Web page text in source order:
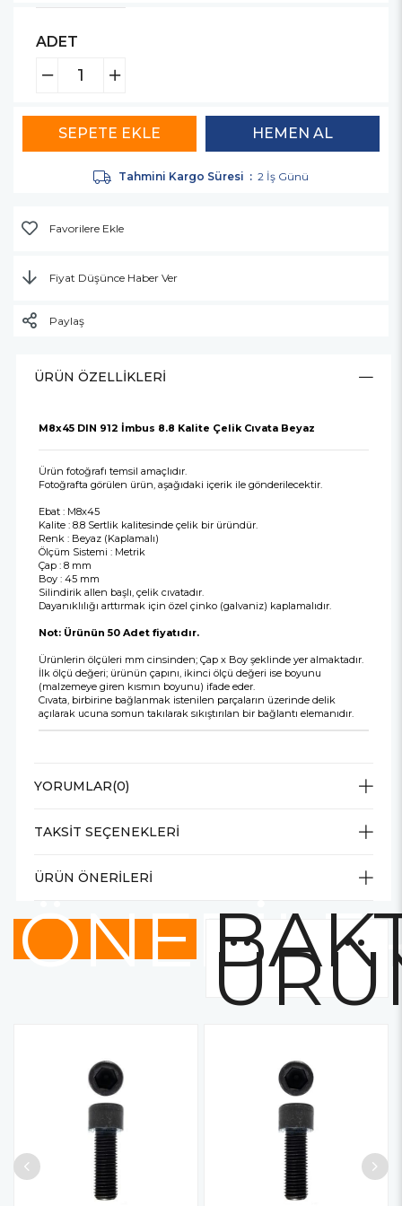
ADET
Tahmini Kargo Süresi : 2 İş Günü
Favorilere Ekle
Fiyat Düşünce Haber Ver
Paylaş
ÜRÜN ÖZELLIKLERI
M8x45 DIN 912 İmbus 8.8 Kalite Çelik Cıvata Beyaz
Ürün fotoğrafı temsil amaçlıdır.
Fotoğrafta görülen ürün, aşağıdaki içerik ile gönderilecektir.
Ebat : M8x45
Kalite : 8.8 Sertlik kalitesinde çelik bir üründür.
Renk : Beyaz (Kaplamalı)
Ölçüm Sistemi : Metrik
Çap : 8 mm
Boy : 45 mm
Silindirik allen başlı, çelik cıvatadır.
Dayanıklılığı arttırmak için özel çinko (galvaniz) kaplamalıdır.
Not: Ürünün 50 Adet fiyatıdır.
Ürünlerin ölçüleri mm cinsinden; Çap x Boy şeklinde yer almaktadır.
İlk ölçü değeri; ürünün çapını, ikinci ölçü değeri ise boyunu
(malzemeye giren kısmın boyunu) ifade eder.
Cıvata, birbirine bağlanmak istenilen parçaların üzerinde delik
açılarak ucuna somun takılarak sıkıştırılan bir bağlantı elemanıdır.
YORUMLAR(0)
TAKSIT SEÇENEKLERI
ÜRÜN ÖNERILERI